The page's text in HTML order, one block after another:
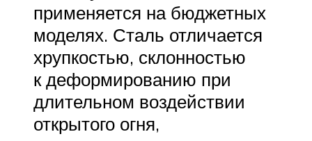
применяется на бюджетных
моделях. Сталь отличается
хрупкостью, склонностью
к деформированию при
длительном воздействии
открытого огня,